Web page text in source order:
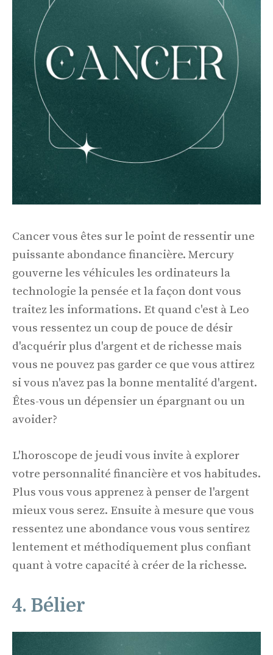
Cancer vous êtes sur le point de ressentir une
puissante abondance financière. Mercury
gouverne les véhicules les ordinateurs la
technologie la pensée et la façon dont vous
traitez les informations. Et quand c'est à Leo
vous ressentez un coup de pouce de désir
d'acquérir plus d'argent et de richesse mais
vous ne pouvez pas garder ce que vous attirez
si vous n'avez pas la bonne mentalité d'argent.
Êtes-vous un dépensier un épargnant ou un
avoider?
L'horoscope de jeudi vous invite à explorer
votre personnalité financière et vos habitudes.
Plus vous vous apprenez à penser de l'argent
mieux vous serez. Ensuite à mesure que vous
ressentez une abondance vous vous sentirez
lentement et méthodiquement plus confiant
quant à votre capacité à créer de la richesse.
4. Bélier